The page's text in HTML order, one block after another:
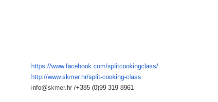
https://www.facebook.com/splitcookingclass/
http://www.skmer.hr/split-cooking-class
info@skmer.hr /+385 (0)99 319 8961